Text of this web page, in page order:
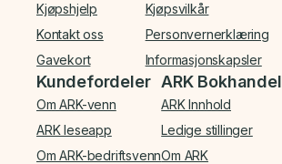
Kjøpshjelp
Kontakt oss
Gavekort
Kjøpsvilkår
Personvernerklæring
Informasjonskapsler
Kundefordeler
Om ARK-venn
ARK leseapp
Om ARK-bedriftsvenn
ARK Bokhandel
ARK Innhold
Ledige stillinger
Om ARK